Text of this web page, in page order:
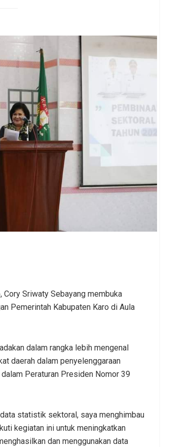
Cory Sriwaty Sebayang membuka
Pemerintah Kabupaten Karo di Aula
dalam rangka lebih mengenal
daerah dalam penyelenggaraan
Peraturan Presiden Nomor 39
statistik sektoral, saya menghimbau
kegiatan ini untuk meningkatkan
dan menggunakan data